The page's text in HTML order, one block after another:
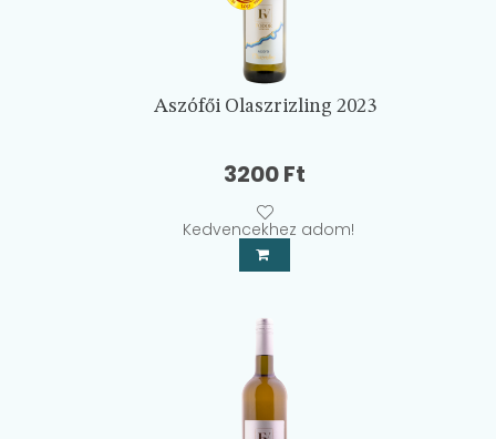
Aszófői Olaszrizling 2023
3200Ft
Kedvencekhez adom!